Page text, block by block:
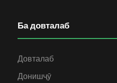
Ба довталаб
Довталаб
Донишҷӯ